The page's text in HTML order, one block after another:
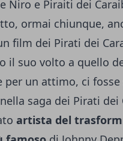
Niro e Piraiti dei
ormai chiunque,
film dei Pirati dei
il suo volto a quello
per un attimo, ci
saga dei Pirati
artista del